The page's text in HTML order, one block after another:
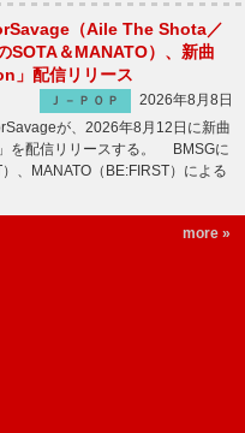
（Aile The Shota／
SOTA＆MANATO）、新曲
」配信リリース
Ｊ－ＰＯＰ
2026年8月8日
が、2026年8月12日に新曲
」を配信リリースする。 BMSGに
、MANATO（BE:FIRST）による
more »